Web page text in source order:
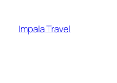
contenuto
Impala Travel